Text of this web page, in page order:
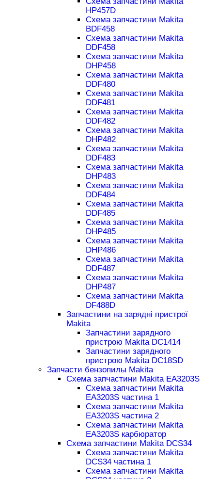
HP457D
Схема запчастини Makita
BDF458
Схема запчастини Makita
DDF458
Схема запчастини Makita
DHP458
Схема запчастини Makita
DDF480
Схема запчастини Makita
DDF481
Схема запчастини Makita
DDF482
Схема запчастини Makita
DHP482
Схема запчастини Makita
DDF483
Схема запчастини Makita
DHP483
Схема запчастини Makita
DDF484
Схема запчастини Makita
DDF485
Схема запчастини Makita
DHP485
Схема запчастини Makita
DHP486
Схема запчастини Makita
DDF487
Схема запчастини Makita
DHP487
Схема запчастини Makita
DF488D
Запчастини на зарядні пристрої
Makita
Запчастини зарядного
пристрою Makita DC1414
Запчастини зарядного
пристрою Makita DC18SD
Запчасти бензопилы Makita
Схема запчастини Makita EA3203S
Схема запчастини Makita
EA3203S частина 1
Схема запчастини Makita
EA3203S частина 2
Схема запчастини Makita
EA3203S карбюратор
Схема запчастини Makita DCS34
Схема запчастини Makita
DCS34 частина 1
Схема запчастини Makita